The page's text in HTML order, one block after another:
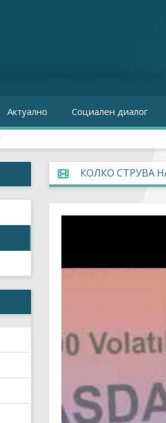
Актуално Социален диалог
КОЛКО СТРУВА